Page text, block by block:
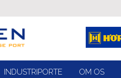
INDUSTRIPORTE OM OS